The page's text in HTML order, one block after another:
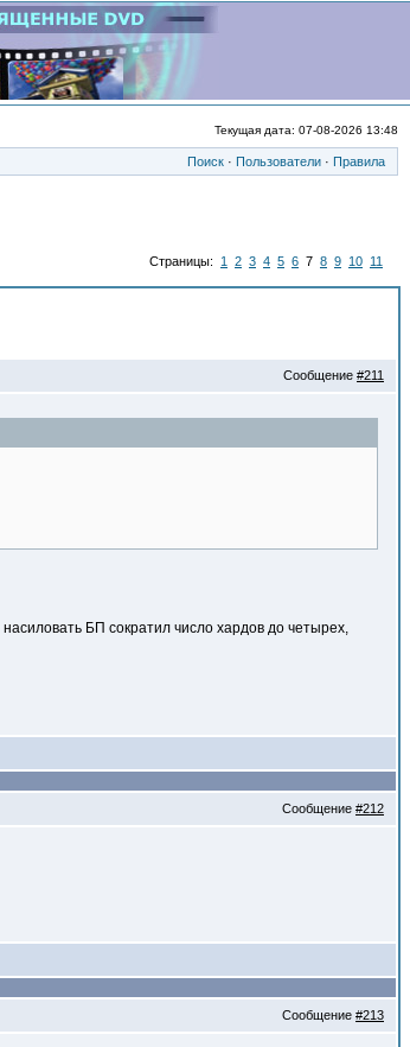
Текущая дата: 07-08-2026 13:48
Поиск · Пользователи · Правила
Страницы: 1 2 3 4 5 6 7 8 9 10 11
Сообщение #211
БП сократил число хардов до четырех,
Сообщение #212
Сообщение #213